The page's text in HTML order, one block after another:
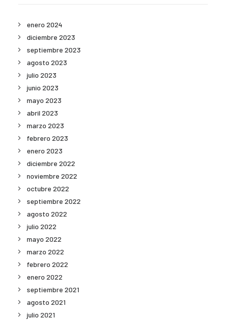
enero 2024
diciembre 2023
septiembre 2023
agosto 2023
julio 2023
junio 2023
mayo 2023
abril 2023
marzo 2023
febrero 2023
enero 2023
diciembre 2022
noviembre 2022
octubre 2022
septiembre 2022
agosto 2022
julio 2022
mayo 2022
marzo 2022
febrero 2022
enero 2022
septiembre 2021
agosto 2021
julio 2021